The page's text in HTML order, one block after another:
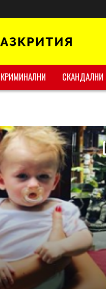
КРИМИНАЛНИ СКАНДАЛНИ